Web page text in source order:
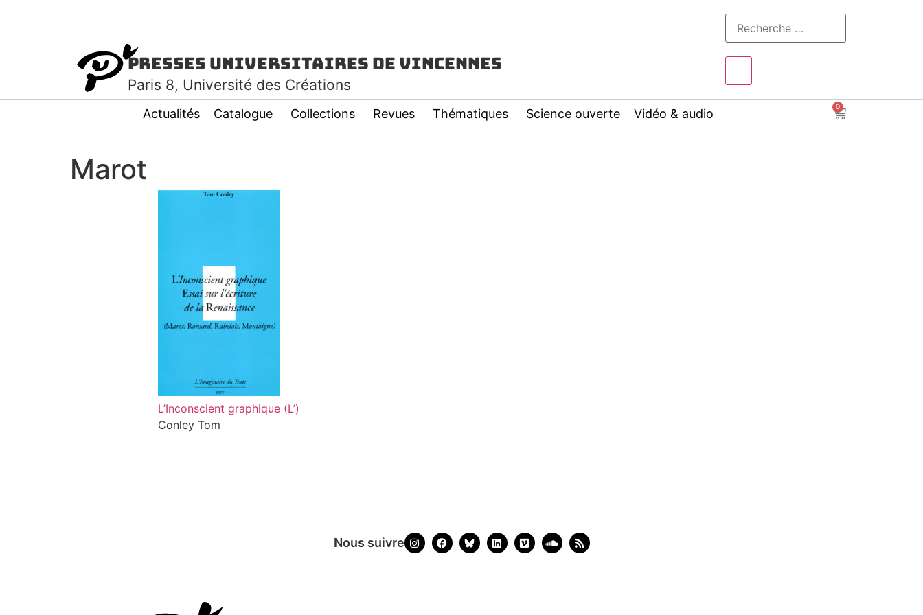
Presses Universitaires de Vincennes
Paris 8, Université des Créations
Actualités Catalogue Collections Revues Thématiques Science ouverte Vidéo & audio 0
Marot
L’Inconscient graphique (L’)
Conley Tom
Nous suivre